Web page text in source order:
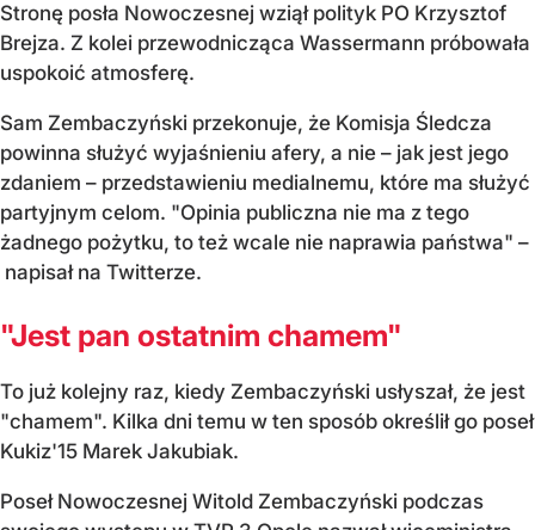
Stronę posła Nowoczesnej wziął polityk PO Krzysztof
Brejza. Z kolei przewodnicząca Wassermann próbowała
uspokoić atmosferę.
Sam Zembaczyński przekonuje, że Komisja Śledcza
powinna służyć wyjaśnieniu afery, a nie – jak jest jego
zdaniem – przedstawieniu medialnemu, które ma służyć
partyjnym celom. "Opinia publiczna nie ma z tego
żadnego pożytku, to też wcale nie naprawia państwa" –
napisał na Twitterze.
"Jest pan ostatnim chamem"
To już kolejny raz, kiedy Zembaczyński usłyszał, że jest
"chamem". Kilka dni temu w ten sposób określił go poseł
Kukiz'15 Marek Jakubiak.
Poseł Nowoczesnej Witold Zembaczyński podczas